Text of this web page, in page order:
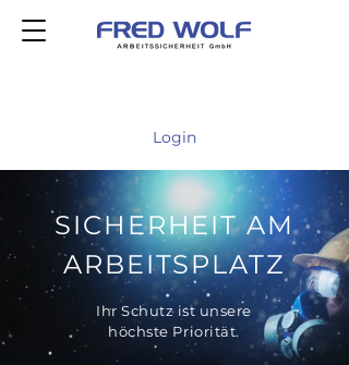
Login
SICHERHEIT AM
ARBEITSPLATZ
Ihr Schutz ist unsere
höchste Priorität.